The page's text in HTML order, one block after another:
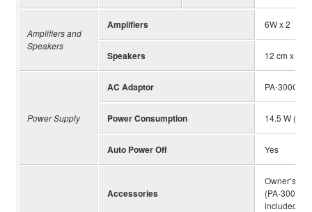
Amplifiers and
Speakers
Amplifiers 6W x 2
Speakers 12 cm x 2 +
Power Supply
AC Adaptor PA-300C
Power Consumption 14.5 W
Auto Power Off Yes
Accessories
Owner’s
(PA-300C),
included